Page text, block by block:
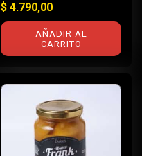
$ 4.790,00
AÑADIR AL
CARRITO